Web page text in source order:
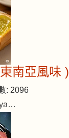
南亞風味 )
: 2096